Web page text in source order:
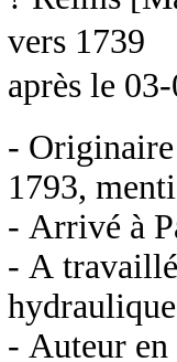
vers 1739
après le
- Originaire
1793,
- Arrivé à
- A
- Auteur en